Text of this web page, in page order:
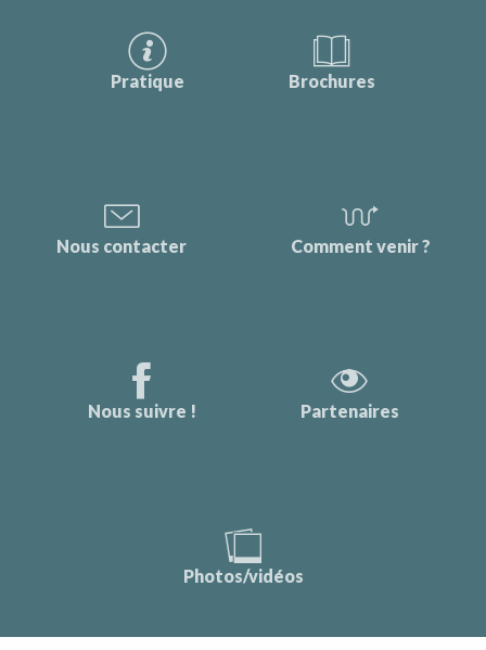
Pratique Brochures
Nous contacter Comment venir ?
Nous suivre ! Partenaires
Photos/vidéos